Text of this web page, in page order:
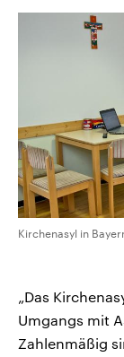
Kirchenasyl in
„Das
Umgangs mit
Zahlenmäßig